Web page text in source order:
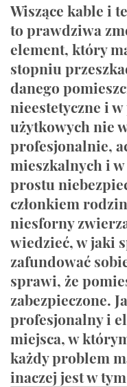
Wiszące kable i
to prawdziwa
element, który
stopniu
danego
nieestetyczne i
użytkowych nie
profesjonalnie,
mieszkalnych i
prostu
członkiem
niesforny
wiedzieć, w jaki
zafundować
sprawi, że
zabezpieczone.
profesjonalny i
miejsca, w
każdy problem
inaczej jest w